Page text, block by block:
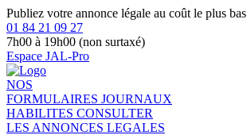
Publiez votre annonce légale au coût le plus bas
01 84 21 09 27
7h00 à 19h00 (non surtaxé)
Espace JAL-Pro
NOS
FORMULAIRES JOURNAUX
HABILITES CONSULTER
LES ANNONCES LEGALES